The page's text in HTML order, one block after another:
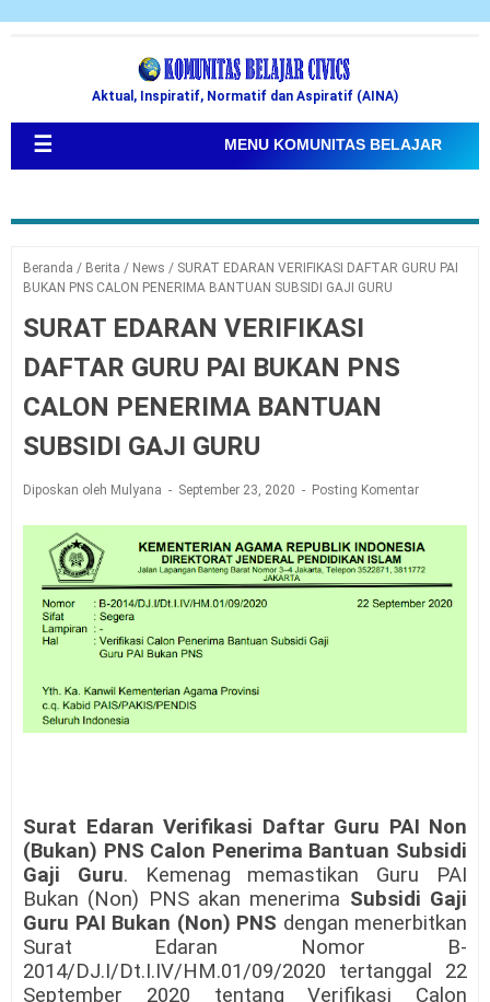
Aktual, Inspiratif, Normatif dan Aspiratif (AINA)
☰ MENU KOMUNITAS BELAJAR
Beranda / Berita / News / SURAT EDARAN VERIFIKASI DAFTAR GURU PAI
BUKAN PNS CALON PENERIMA BANTUAN SUBSIDI GAJI GURU
SURAT EDARAN VERIFIKASI
DAFTAR GURU PAI BUKAN PNS
CALON PENERIMA BANTUAN
SUBSIDI GAJI GURU
Diposkan oleh Mulyana September 23, 2020 Posting Komentar
Surat Edaran Verifikasi Daftar Guru PAI Non
(Bukan) PNS Calon Penerima Bantuan Subsidi
Gaji Guru. Kemenag memastikan Guru PAI
Bukan (Non) PNS akan menerima Subsidi Gaji
Guru PAI Bukan (Non) PNS dengan menerbitkan
Surat Edaran Nomor B-
2014/DJ.I/Dt.I.IV/HM.01/09/2020 tertanggal 22
September 2020 tentangVerifikasi Calon